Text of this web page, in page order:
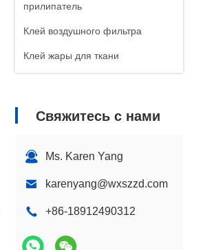
прилипатель
Клей воздушного фильтра
Клей жары для ткани
Свяжитесь с нами
Ms. Karen Yang
karenyang@wxszzd.com
+86-18912490312